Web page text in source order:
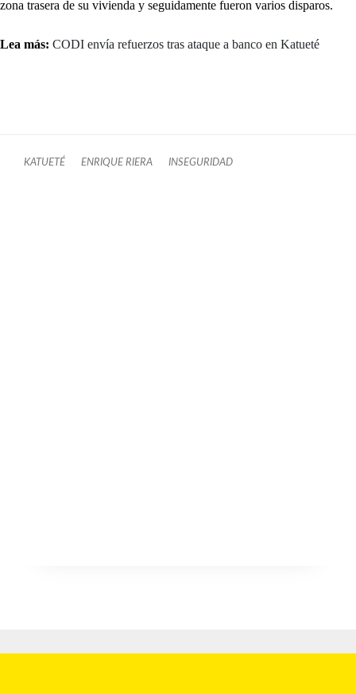
zona trasera de su vivienda y seguidamente fueron varios disparos.
Lea más: CODI envía refuerzos tras ataque a banco en Katueté
KATUETÉ ENRIQUE RIERA INSEGURIDAD